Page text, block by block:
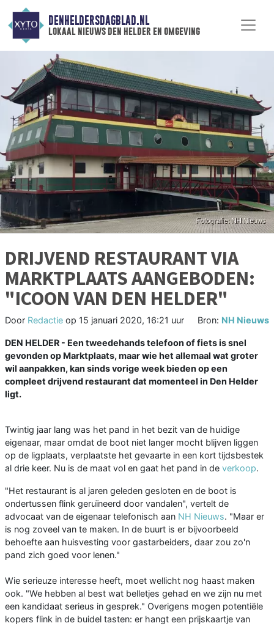
DENHELDERSDAGBLAD.NL
lokaal nieuws den helder en omgeving
DRIJVEND RESTAURANT VIA
MARKTPLAATS AANGEBODEN:
"ICOON VAN DEN HELDER"
Door Redactie op 15 januari 2020, 16:21 uur Bron: NH Nieuws
DEN HELDER - Een tweedehands telefoon of fiets is snel
gevonden op Marktplaats, maar wie het allemaal wat groter
wil aanpakken, kan sinds vorige week bieden op een
compleet drijvend restaurant dat momenteel in Den Helder
ligt.
Twintig jaar lang was het pand in het bezit van de huidige
eigenaar, maar omdat de boot niet langer mocht blijven liggen
op de ligplaats, verplaatste het gevaarte in een kort tijdsbestek
al drie keer. Nu is de maat vol en gaat het pand in de verkoop.
"Het restaurant is al jaren geleden gesloten en de boot is
ondertussen flink geruïneerd door vandalen", vertelt de
advocaat van de eigenaar telefonisch aan NH Nieuws. "Maar er
is nog zoveel van te maken. In de buurt is er bijvoorbeeld
behoefte aan huisvesting voor gastarbeiders, daar zou zo'n
pand zich goed voor lenen."
Wie serieuze interesse heeft, moet wellicht nog haast maken
ook. "We hebben al best wat belletjes gehad en we zijn nu met
een kandidaat serieus in gesprek." Overigens mogen potentiële
kopers flink in de buidel tasten: er hangt een prijskaartje van